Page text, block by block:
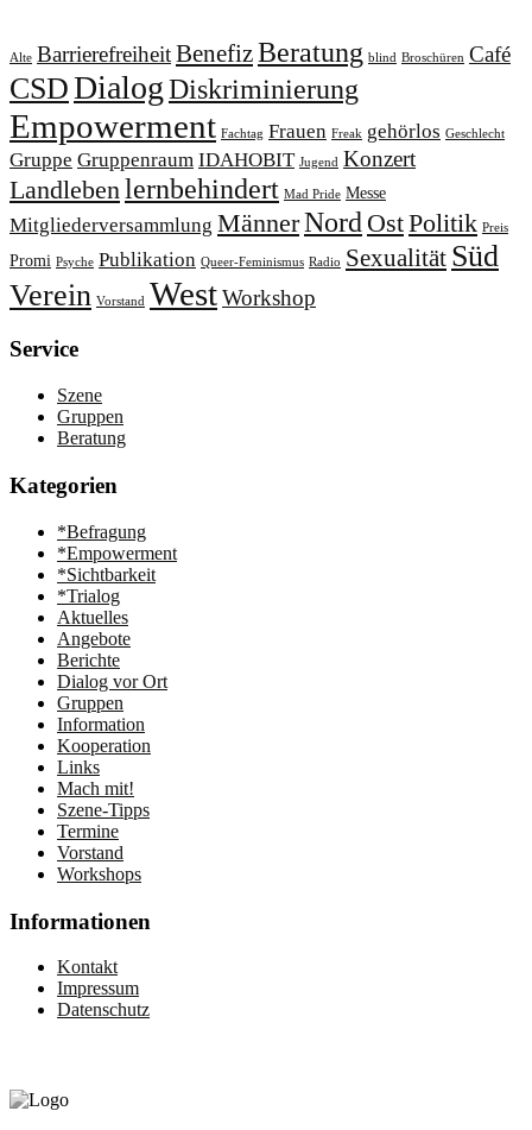
Alte BarrierefreiheitBenefizBeratung blind Broschüren Café
CSDDialogDiskriminierung
Empowerment Fachtag Frauen Freak gehörlos Geschlecht
Gruppe Gruppenraum IDAHOBIT Jugend Konzert
Landlebenlernbehindert Mad Pride Messe
Mitgliederversammlung MännerNord OstPolitik Preis
Promi Psyche Publikation Queer-Feminismus Radio Sexualität Süd
Verein Vorstand WestWorkshop
Service
Szene
Gruppen
Beratung
Kategorien
*Befragung
*Empowerment
*Sichtbarkeit
*Trialog
Aktuelles
Angebote
Berichte
Dialog vor Ort
Gruppen
Information
Kooperation
Links
Mach mit!
Szene-Tipps
Termine
Vorstand
Workshops
Informationen
Kontakt
Impressum
Datenschutz